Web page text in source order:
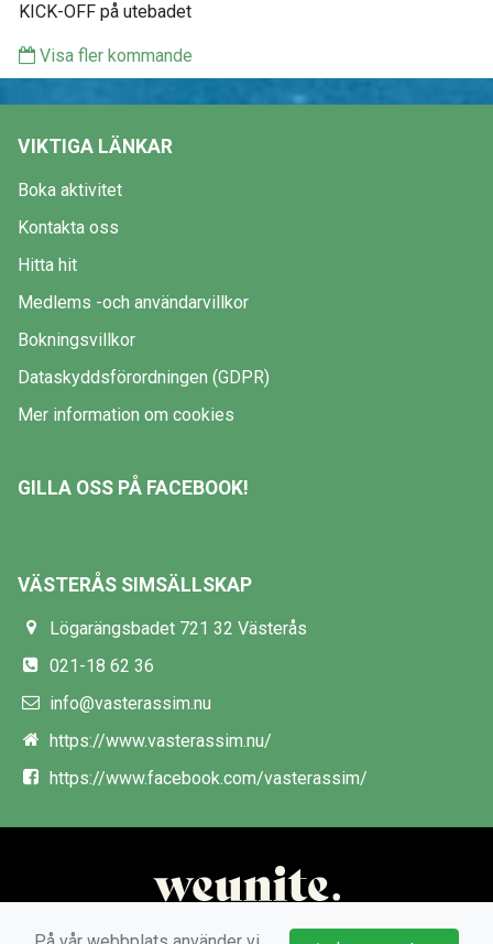
KICK-OFF på utebadet
Visa fler kommande
VIKTIGA LÄNKAR
Boka aktivitet
Kontakta oss
Hitta hit
Medlems -och användarvillkor
Bokningsvillkor
Dataskyddsförordningen (GDPR)
Mer information om cookies
GILLA OSS PÅ FACEBOOK!
VÄSTERÅS SIMSÄLLSKAP
Lögarängsbadet 721 32 Västerås
021-18 62 36
info@vasterassim.nu
https://www.vasterassim.nu/
https://www.facebook.com/vasterassim/